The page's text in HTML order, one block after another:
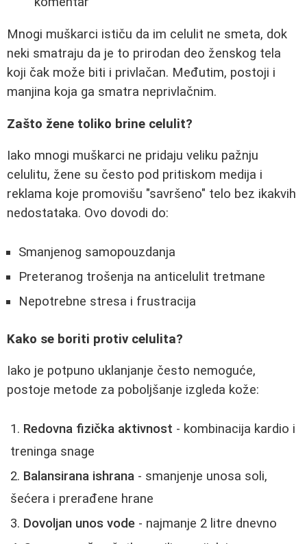
Mnogi muškarci ističu da im celulit ne smeta, dok
neki smatraju da je to prirodan deo ženskog tela
koji čak može biti i privlačan. Međutim, postoji i
manjina koja ga smatra neprivlačnim.
Zašto žene toliko brine celulit?
Iako mnogi muškarci ne pridaju veliku pažnju
celulitu, žene su često pod pritiskom medija i
reklama koje promovišu "savršeno" telo bez ikakvih
nedostataka. Ovo dovodi do:
Smanjenog samopouzdanja
Preteranog trošenja na anticelulit tretmane
Nepotrebne stresa i frustracija
Kako se boriti protiv celulita?
Iako je potpuno uklanjanje često nemoguće,
postoje metode za poboljšanje izgleda kože:
Redovna fizička aktivnost - kombinacija kardio i
treninga snage
Balansirana ishrana - smanjenje unosa soli,
šećera i prerađene hrane
Dovoljan unos vode - najmanje 2 litre dnevno